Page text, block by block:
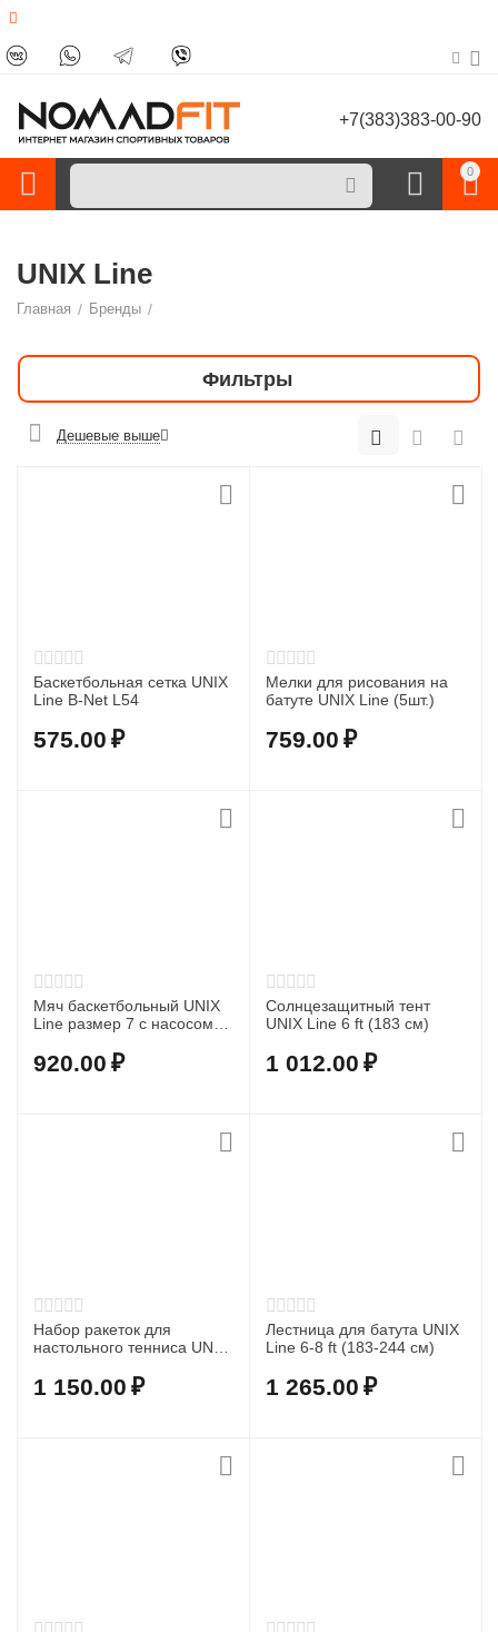
+7(383)383-00-90
0
UNIX Line
Главная / Бренды /
Фильтры
Дешевые выше
Баскетбольная сетка UNIX
Line B-Net L54
575.00 ₽
Мелки для рисования на
батуте UNIX Line (5шт.)
759.00 ₽
Мяч баскетбольный UNIX
Line размер 7 с насосом в
920.00 ₽
Солнцезащитный тент
UNIX Line 6 ft (183 см)
1 012.00 ₽
Набор ракеток для
настольного тенниса UNIX
1 150.00 ₽
Лестница для батута UNIX
Line 6-8 ft (183-244 см)
1 265.00 ₽